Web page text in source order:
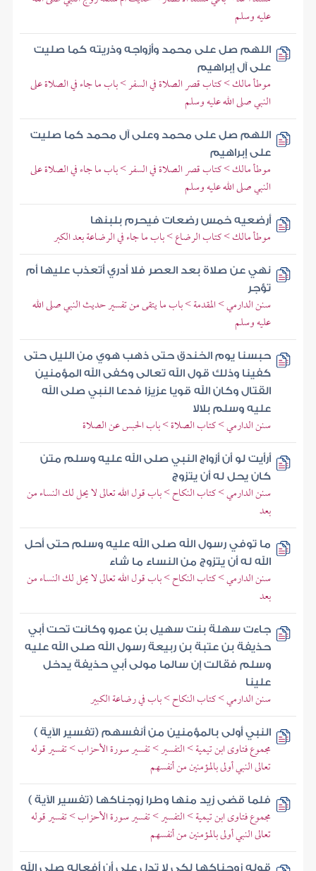
عليه وسلم
اللهم صل على محمد وأزواجه وذريته كما صليت
على آل إبراهيم
موطأ مالك > كتاب قصر الصلاة في السفر > باب ما جاء في الصلاة على
النبي صلى الله عليه وسلم
اللهم صل على محمد وعلى آل محمد كما صليت
على إبراهيم
موطأ مالك > كتاب قصر الصلاة في السفر > باب ما جاء في الصلاة على
النبي صلى الله عليه وسلم
أرضعيه خمس رضعات فيحرم بلبنها
موطأ مالك > كتاب الرضاع > باب ما جاء في الرضاعة بعد الكبر
نهي عن صلاة بعد العصر فلا أدري أتعذب عليها أم
تؤجر
سنن الدارمي > المقدمة > باب ما يتقى من تفسير حديث النبي صلى الله
عليه وسلم
حبسنا يوم الخندق حتى ذهب هوي من الليل حتى
كفينا وذلك قول الله تعالى وكفى الله المؤمنين
القتال وكان الله قويا عزيزا فدعا النبي صلى الله
عليه وسلم بلالا
سنن الدارمي > كتاب الصلاة > باب الحبس عن الصلاة
أرأيت لو أن أزواج النبي صلى الله عليه وسلم متن
كان يحل له أن يتزوج
سنن الدارمي > كتاب النكاح > باب قول الله تعالى لا يحل لك النساء من
بعد
ما توفي رسول الله صلى الله عليه وسلم حتى أحل
الله له أن يتزوج من النساء ما شاء
سنن الدارمي > كتاب النكاح > باب قول الله تعالى لا يحل لك النساء من
بعد
جاءت سهلة بنت سهيل بن عمرو وكانت تحت أبي
حذيفة بن عتبة بن ربيعة رسول الله صلى الله عليه
وسلم فقالت إن سالما مولى أبي حذيفة يدخل
علينا
سنن الدارمي > كتاب النكاح > باب في رضاعة الكبير
النبي أولى بالمؤمنين من أنفسهم (تفسير الآية )
مجموع فتاوى ابن تيمية > التفسير > تفسير سورة الأحزاب > تفسير قوله
تعالى النبي أولى بالمؤمنين من أنفسهم
فلما قضى زيد منها وطرا زوجناكها (تفسير الآية )
مجموع فتاوى ابن تيمية > التفسير > تفسير سورة الأحزاب > تفسير قوله
تعالى النبي أولى بالمؤمنين من أنفسهم
قوله زوجناكها لكي لا تدل على أن أفعاله صلى الله